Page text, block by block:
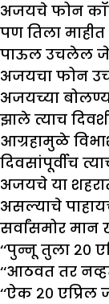
अजयचे फोन
पण तिला
पाऊल उचलेल जे
अजयचा फोन
अजयच्या
झाले त्याच
आग्रहामुळे
दिवसांपूर्वीच
अजयचे या
असल्याचे
सर्वांसमोर मान
‘‘पुन्नू तुला २०
‘‘आठवत तर
‘‘ऐक २०